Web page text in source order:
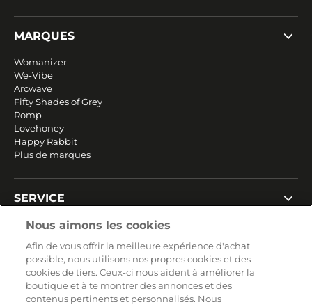
MARQUES
Womanizer
We-Vibe
Arcwave
Fifty Shades of Grey
Romp
Lovehoney
Happy Rabbit
Plus de marques
SERVICE
Livraison rapide et gratuite
Paiement sécurisé
Nous aimons les cookies
Afin de vous offrir la meilleure expérience d'achat
possible, nous utilisons nos propres cookies et des
cookies de tiers. Ceux-ci nous aident à améliorer la
boutique et à te montrer des annonces et des
contenus pertinents et personnalisés. Nous